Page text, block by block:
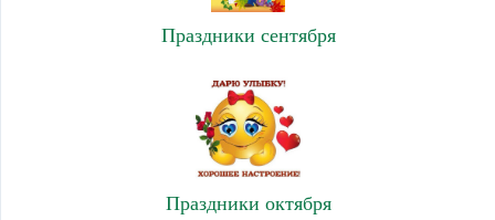
Праздники сентября
Праздники октября